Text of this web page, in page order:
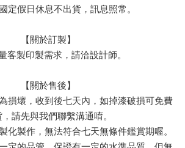
國定假日休息不出貨，訊息照常。
【關於訂製】
客製印製需求，請洽設計師。
【關於售後】
為損壞，收到後七天內，如掉漆破損可免費
請先與我們聯繫溝通唷。
化製作，無法符合七天無條件鑑賞期喔。